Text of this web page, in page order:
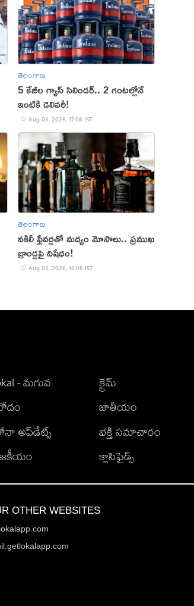
తెలంగాణ
5 కేజీల గ్యాస్ సిలిండర్.. 2 గంటల్లోనే
ఇంటికి డెలివరీ!
Aug 03, 2026, 17:08 IST
తెలంగాణ
నకిలీ ఫ్లేవర్లతో మద్యం మోసాలు.. ప్రముఖ
బ్రాండ్లపై నిషేధం!
Aug 03, 2026, 16:08 IST
- మగువ
అప్‌డేట్స్
క్రైమ్
జాతీయం
భక్తి సమాచారం
క్లాసిఫైడ్స్
OTHER WEBSITES